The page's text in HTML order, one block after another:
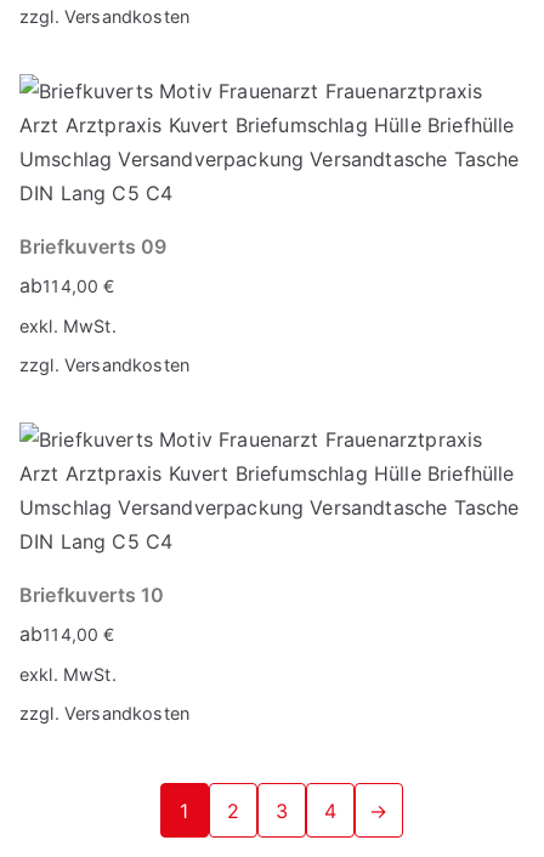
zzgl. Versandkosten
Briefkuverts 09
ab114,00€
exkl. MwSt.
zzgl. Versandkosten
Briefkuverts 10
ab114,00€
exkl. MwSt.
zzgl. Versandkosten
1 2 3 4 →